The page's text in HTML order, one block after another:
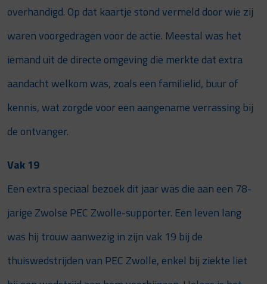
overhandigd. Op dat kaartje stond vermeld door wie zij
waren voorgedragen voor de actie. Meestal was het
iemand uit de directe omgeving die merkte dat extra
aandacht welkom was, zoals een familielid, buur of
kennis, wat zorgde voor een aangename verrassing bij
de ontvanger.
Vak 19
Een extra speciaal bezoek dit jaar was die aan een 78-
jarige Zwolse PEC Zwolle-supporter. Een leven lang
was hij trouw aanwezig in zijn vak 19 bij de
thuiswedstrijden van PEC Zwolle, enkel bij ziekte liet